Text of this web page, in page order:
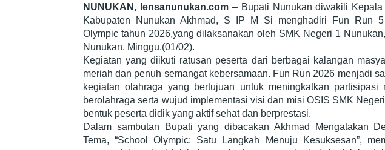
NUNUKAN, lensanunukan.com– Bupati Nunukan diwakili Kepala
Kabupaten Nunukan Akhmad, S IP M Si menghadiri Fun Run 5
Olympic tahun 2026,yang dilaksanakan oleh SMK Negeri 1
Nunukan. Minggu.(01/02).
Kegiatan yang diikuti ratusan peserta dari berbagai kalangan
meriah dan penuh semangat kebersamaan. Fun Run 2026 menjadi
kegiatan olahraga yang bertujuan untuk meningkatkan partisipasi
berolahraga serta wujud implementasi visi dan misi OSIS SMK
bentuk peserta didik yang aktif sehat dan berprestasi.
Dalam sambutan Bupati yang dibacakan Akhmad Mengatakan
Tema, “School Olympic: Satu Langkah Menuju Kesuksesan”,